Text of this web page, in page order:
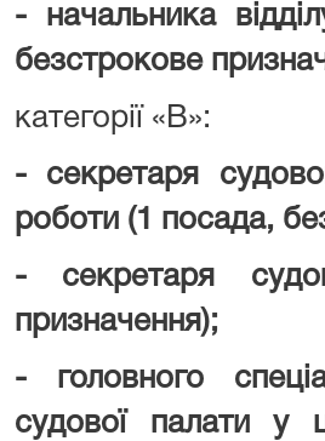
- начальника
безстрокове
категорії «В»:
- секретаря
роботи (1 посада,
- секретаря
призначення);
- головного
судової палати у